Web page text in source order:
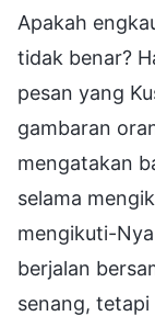
Apakah
tidak benar?
pesan yang
gambaran
mengatakan
selama
mengikuti-
berjalan
senang,